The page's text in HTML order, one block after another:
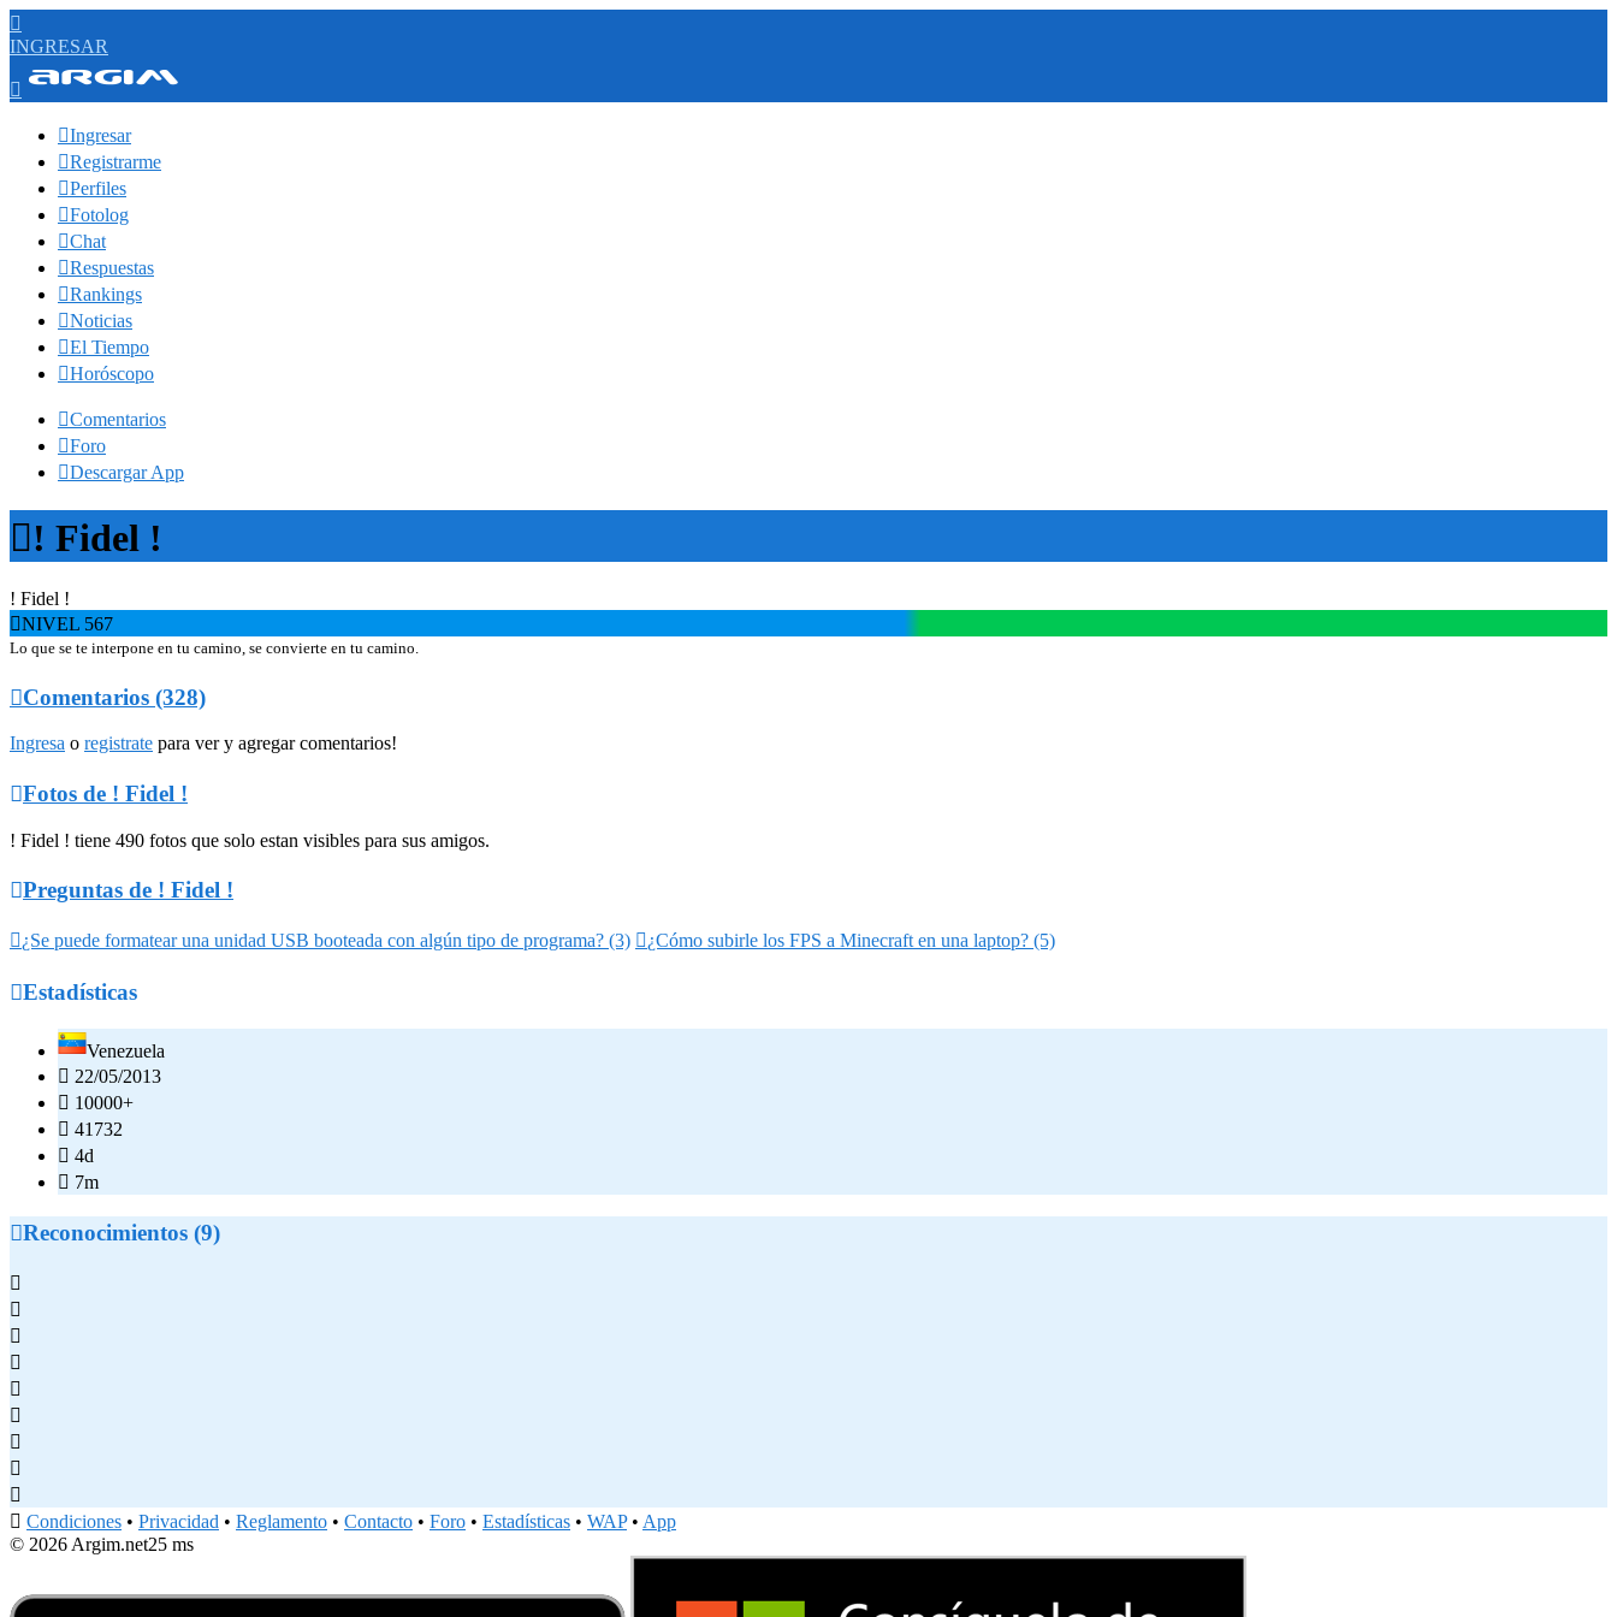

INGRESAR

Ingresar
Registrarme
Perfiles
Fotolog
Chat
Respuestas
Rankings
Noticias
El Tiempo
Horóscopo
Comentarios
Foro
Descargar App
! Fidel !
! Fidel !
NIVEL 567
Lo que se te interpone en tu camino, se convierte en tu camino.
Comentarios (328)
Ingresa o registrate para ver y agregar comentarios!
Fotos de ! Fidel !
! Fidel ! tiene 490 fotos que solo estan visibles para sus amigos.
Preguntas de ! Fidel !
¿Se puede formatear una unidad USB booteada con algún tipo de programa? (3) ¿Cómo subirle los FPS a Minecraft en una laptop? (5)
Estadísticas
Venezuela
 22/05/2013
 10000+
 41732
 4d
 7m
Reconocimientos (9)









 Condiciones • Privacidad • Reglamento • Contacto • Foro • Estadísticas • WAP• App
© 2026 Argim.net25 ms